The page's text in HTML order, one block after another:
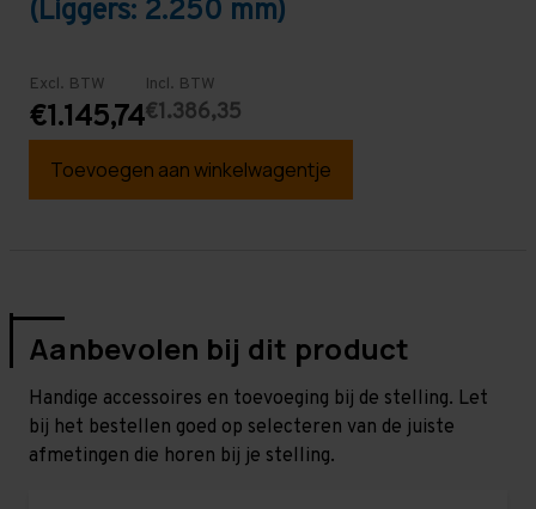
(Liggers: 2.250 mm)
Excl. BTW
€1.145,74
Incl. BTW
€1.386,35
Toevoegen aan winkelwagentje
Aanbevolen bij dit product
Handige accessoires en toevoeging bij de stelling. Let
bij het bestellen goed op selecteren van de juiste
afmetingen die horen bij je stelling.